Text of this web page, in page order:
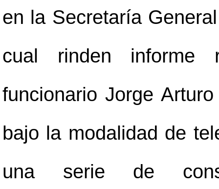
en la Secretaría
cual rinden
funcionario Jorge
bajo la modalidad de
una serie de